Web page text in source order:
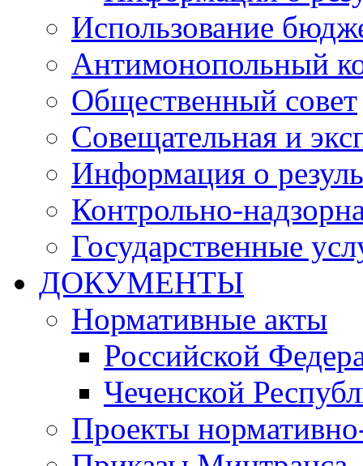
Использование
Антимонопольный
Общественный совет
Совещательная и
Информация о
Контрольно-
Государственные
ДОКУМЕНТЫ
Нормативные акты
Российской
Чеченской
Проекты